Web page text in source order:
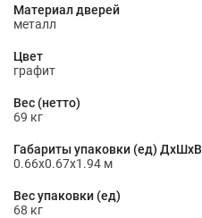
Материал дверей
металл
Цвет
графит
Вес (нетто)
69 кг
Габариты упаковки (ед) ДхШхВ
0.66x0.67x1.94 м
Вес упаковки (ед)
68 кг